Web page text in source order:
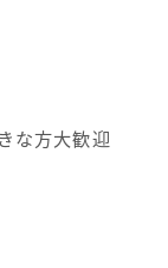
な方大歓迎